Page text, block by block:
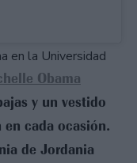
en la Universidad
Obama
y un vestido
cada ocasión.
de Jordania